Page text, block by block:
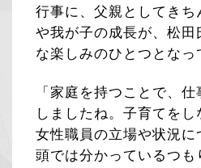
行事に、父親としてきち
や我が子の成長が、松田
な楽しみのひとつとなっ
「家庭を持つことで、
しましたね。子育てをし
女性職員の立場や状況に
頭では分かっているつも